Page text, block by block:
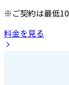
※ご契約は最低
料金を見る